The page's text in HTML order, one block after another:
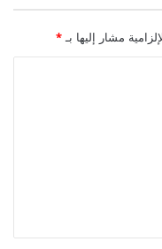
مشار إليها بـ*